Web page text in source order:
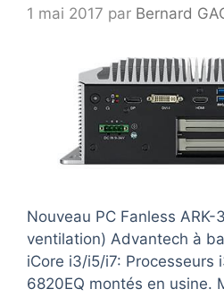
1 mai 2017 par Bernard
Nouveau PC Fanless ARK-
ventilation) Advantech à
iCore i3/i5/i7: Processeurs
6820EQ montés en usine.